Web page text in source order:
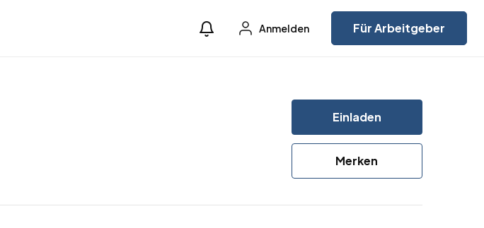
Anmelden Für Arbeitgeber
Einladen
Merken